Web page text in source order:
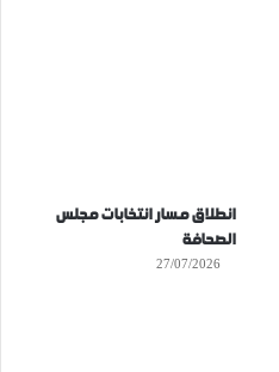
انطلاق مسار انتخابات مجلس
الصحافة
27/07/2026